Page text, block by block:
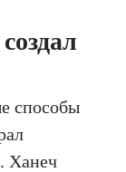
способы
. Ханеч